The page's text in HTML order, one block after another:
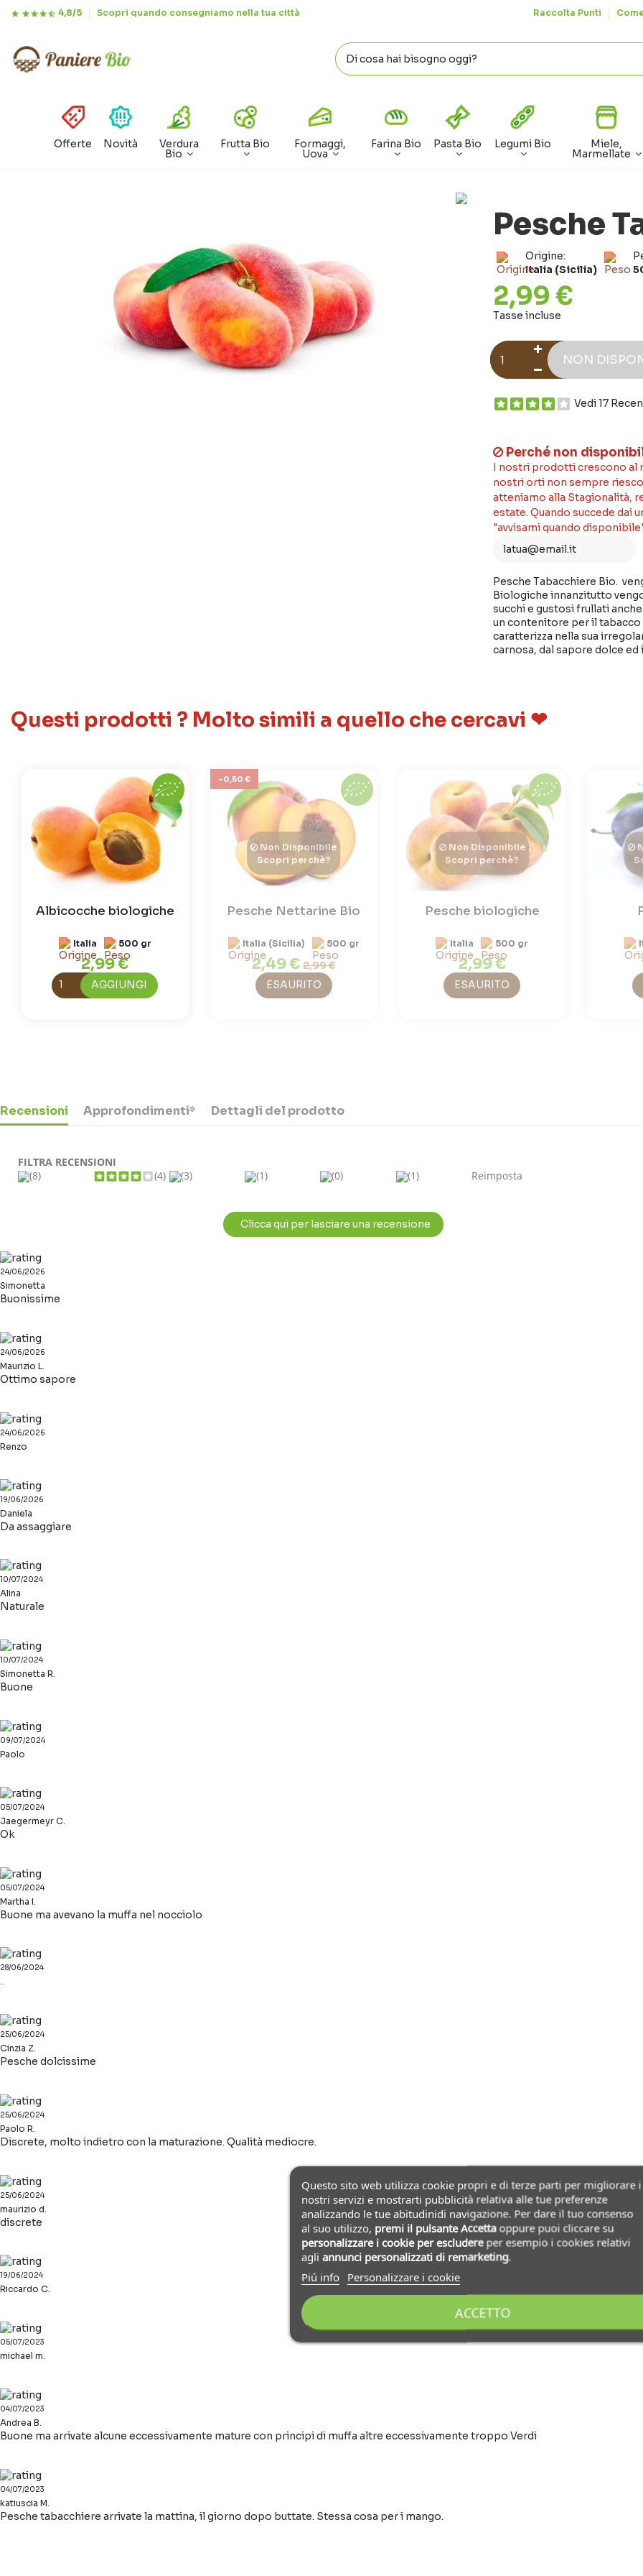
4,8/5 Scopri quando consegniamo nella tua città Raccolta Punti
Offerte Novità Verdura
Bio
Frutta Bio Formaggi,
Uova
Farina Bio Pasta Bio Legumi Bio Miele,
Marmellate
Pesche
Origine:
Italia (Sicilia)
2,99 €
Tasse incluse
NON
Vedi 17
Perché non
I nostri prodotti crescono al
nostri orti non sempre
atteniamo alla Stagionalità,
estate. Quando succede dai
"avvisami quando
Pesche Tabacchiere Bio.
Biologiche innanzitutto
succhi e gustosi frullati
un contenitore per il tabacco
caratterizza nella sua
carnosa, dal sapore dolce ed
Questi prodotti ? Molto simili a quello che cercavi ❤
Albicocche biologiche
Italia 500 gr
2,99 €
AGGIUNGI
-0,50 €
Non Disponibile
Scopri perchè?
Pesche Nettarine Bio
Italia (Sicilia) 500 gr
2,49 €2,99 €
ESAURITO
Non Disponibile
Scopri perchè?
Pesche biologiche
Italia 500 gr
2,99 €
ESAURITO
Recensioni Approfondimenti* Dettagli del prodotto
FILTRA RECENSIONI
(8)
(4) (3) (1) (0) (1) Reimposta
Clicca qui per lasciare una recensione
24/06/2026
Simonetta
Buonissime
24/06/2026
Maurizio L.
Ottimo sapore
24/06/2026
Renzo
19/06/2026
Daniela
Da assaggiare
10/07/2024
Alina
Naturale
10/07/2024
Simonetta R.
Buone
09/07/2024
Paolo
05/07/2024
Jaegermeyr C.
Ok
05/07/2024
Martha I.
Buone ma avevano la muffa nel nocciolo
28/06/2024
..
25/06/2024
Cinzia Z.
Pesche dolcissime
25/06/2024
Paolo R.
Discrete, molto indietro con la maturazione. Qualità mediocre.
25/06/2024
maurizio d.
discrete
19/06/2024
Riccardo C.
05/07/2023
michael m.
04/07/2023
Andrea B.
Buone ma arrivate alcune eccessivamente mature con principi di muffa altre eccessivamente troppo Verdi
04/07/2023
katiuscia M.
Pesche tabacchiere arrivate la mattina, il giorno dopo buttate. Stessa cosa per i mango.
Questo sito web utilizza cookie propri e di terze parti per migliorare i
nostri servizi e mostrarti pubblicità relativa alle tue preferenze
analizzando le tue abitudinidi navigazione. Per dare il tuo consenso
al suo utilizzo, premi il pulsante Accettaoppure puoi cliccare su
personalizzare i cookie per escludereper esempio i cookies relativi
agli annunci personalizzati di remarketing.
Piú info
Personalizzare i cookie
ACCETTO